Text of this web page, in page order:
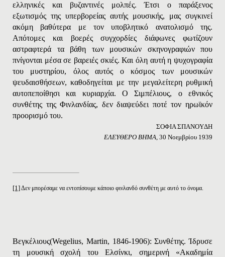
ελληνικές και βυζαντινές μολπές. Έτσι ο παράξενος
εξωτισμός της υπερβορείας αυτής μουσικής, μας συγκινεί
ακόμη βαθύτερα με τον υποβλητικό ανατολισμό της.
Απότομες και βοερές συγχορδίες διάφωνες φωτίζουν
αστραφτερά τα βάθη των μουσικών σκηνογραφιών που
πνίγονται μέσα σε βαρειές σκιές. Και όλη αυτή η ψυχογραφία
του μυστηρίου, όλος αυτός ο κόσμος των μουσικών
ψευδαισθήσεων, καθοδηγείται με την μεγαλείτερη ρυθμική
αυτοπεποίθησι και κυριαρχία. Ο Σιμπέλιους, ο εθνικός
συνθέτης της Φινλανδίας, δεν διαψεύδει ποτέ τον ηρωϊκόν
προορισμό του.
ΣOΦIA ΣΠANOYΔH
EΛEYΘEPO BHMA, 30 Νοεμβρίου 1939
[1]Δεν μπορέσαμε να εντοπίσουμε κάποιο φινλανδό συνθέτη με αυτό το όνομα.
Βεγκέλιους(Wegelius, Martin, 1846-1906): Συνθέτης. Ίδρυσε
τη μουσική σχολή του Ελσίνκι, σημερινή «Ακαδημία